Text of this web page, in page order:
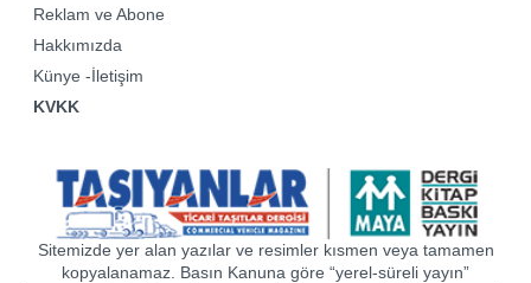
Reklam ve Abone
Hakkımızda
Künye -İletişim
KVKK
Sitemizde yer alan yazılar ve resimler kısmen veya tamamen
kopyalanamaz. Basın Kanuna göre “yerel-süreli yayın”